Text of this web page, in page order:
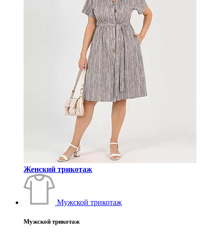
Женский трикотаж
Мужской трикотаж
Мужской трикотаж